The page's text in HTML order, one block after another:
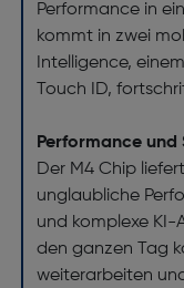
Performance in
kommt in zwei
Intelligence,
Touch ID,
Performance
Der M4 Chip
unglaubliche
und komplexe
den ganzen Tag
weiterarbeiten